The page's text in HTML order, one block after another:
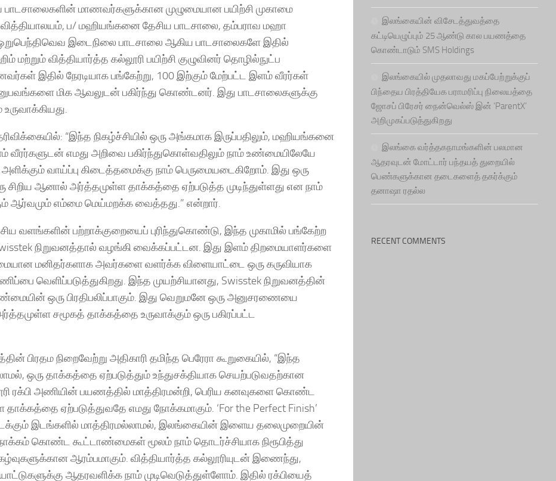
பாடசாலைகளின் மாணவர்களுக்கான முழுமையான பயிற்சி முகாமை
ப/ மஹியங்கனை தேசிய பாடசாலை, தம்பராவ மஹா
இடைநிலை பாடசாலை ஆகிய பாடசாலைகளே இதில்
மற்றும் வித்தியார்த்த கல்லூரி பயிற்சி குழுவினர் தொழில்நுட்ப
இதில் நேரடியாக பங்கேற்று, 100 இற்கும் மேற்பட்ட இளம் வீரர்கள்
மிக ஆவலுடன் பகிர்ந்து கொண்டனர். இது பாடசாலைகளுக்கு
“இந்த நிகழ்ச்சியில் ஒரு அங்கமாக இருப்பதிலும், மஹியங்கனை
வீரர்களுடன் எமது அறிவை பகிர்ந்துகொள்வதிலும் நாம் உண்மையிலேயே
வாய்ப்பு கிடைத்தமைக்கு நாம் பெருமையடைகிறோம். இது ஒரு
சிறிய ஆனால் அர்த்தமுள்ள தாக்கத்தை ஏற்படுத்த முடிந்துள்ளது என நாம்
ஆர்வமும் எம்மை மெய்மறக்க வைத்தது.” என்றார்.
வளங்களின் பற்றாக்குறையைப் புரிந்துகொண்டு, இந்த முகாமில் பங்கேற்ற
நிறுவனத்தால் வழங்கி வைக்கப்பட்டன. இது இளம் திறமையாளர்களை
மனிதர்களாக அவர்களை வளர்க்க விளையாட்டை ஒரு கருவியாக
வெளிப்படுத்துகிறது. இந்த முயற்சியானது, Swisstek நிறுவனத்தின்
ஒரு பிரதிபலிப்பாகும். இது வெறுமனே ஒரு அனுசரணையை
சமூகத் தாக்கத்தை உருவாக்கும் ஒரு பகிரப்பட்ட
பிரதம நிறைவேற்று அதிகாரி தமிந்த பெரேரா கூறுகையில், “இந்த
ஒரு தாக்கத்தை ஏற்படுத்தும் உந்துசக்தியாக செயற்படுவதற்கான
ரக்பி அணியின் பயணத்தில் மாத்திரமன்றி, பெரிய கனவுகளை கொண்ட
ஏற்படுத்துவதே எமது நோக்கமாகும். ‘For the Perfect Finish’
இடங்களில் மாத்திரமல்லாமல், இலங்கையின் இளைய தலைமுறையின்
கொண்ட கூட்டாண்மைகள் மூலம் நாம் தொடர்ச்சியாக நிரூபித்து
ஆரம்பமாகும். வித்தியார்த்த கல்லூரியுடன் இணைந்து,
ஆதரவளிக்க நாம் முடிவெடுத்துள்ளோம். இதில் ரக்பியைத்
இலங்கையின் விசேடத்துவத்தை
கட்டியெழுப்பும் 25 ஆண்டு கால பயணத்தை
கொண்டாடும் SMS Holdings
இலங்கையில் முதலாவது மகப்பேற்றுக்குப்
பிந்தைய பிரத்தியேக பராமரிப்பு நிலையத்தை
ஜோசப் பிரேசர் நைன்வெல்ஸ் இன் ‘ParentX’
அறிமுகப்படுத்துகிறது
இலங்கை வர்த்தகநாமங்களின் பலமான
ஆதரவுடன் மோட்டார் பந்தயத் துறையில்
பெண்களுக்கான தடைகளைத் தகர்க்கும்
தனாஷா ரதல்ல
RECENT COMMENTS